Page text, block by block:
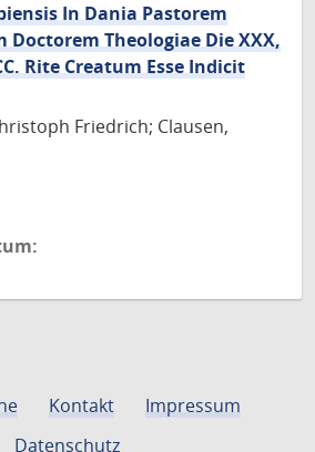
In Dania Pastorem
Doctorem Theologiae Die XXX,
Rite Creatum Esse Indicit
Friedrich; Clausen,
Kontakt
Impressum
Datenschutz